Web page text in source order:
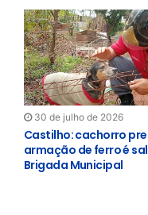
30 de julho de 2026
Castilho: cachorro
armação de ferro é
Brigada Municipal